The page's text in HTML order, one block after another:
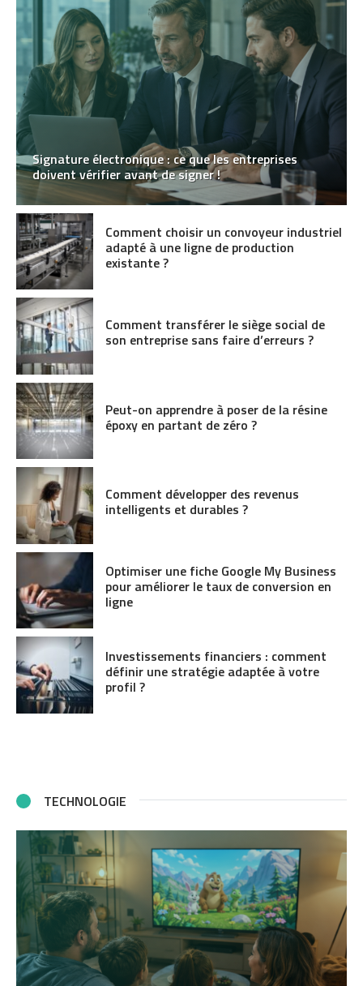
Signature électronique : ce que les entreprises
doivent vérifier avant de signer !
Comment choisir un convoyeur industriel
adapté à une ligne de production
existante ?
Comment transférer le siège social de
son entreprise sans faire d’erreurs ?
Peut-on apprendre à poser de la résine
époxy en partant de zéro ?
Comment développer des revenus
intelligents et durables ?
Optimiser une fiche Google My Business
pour améliorer le taux de conversion en
ligne
Investissements financiers : comment
définir une stratégie adaptée à votre
profil ?
TECHNOLOGIE